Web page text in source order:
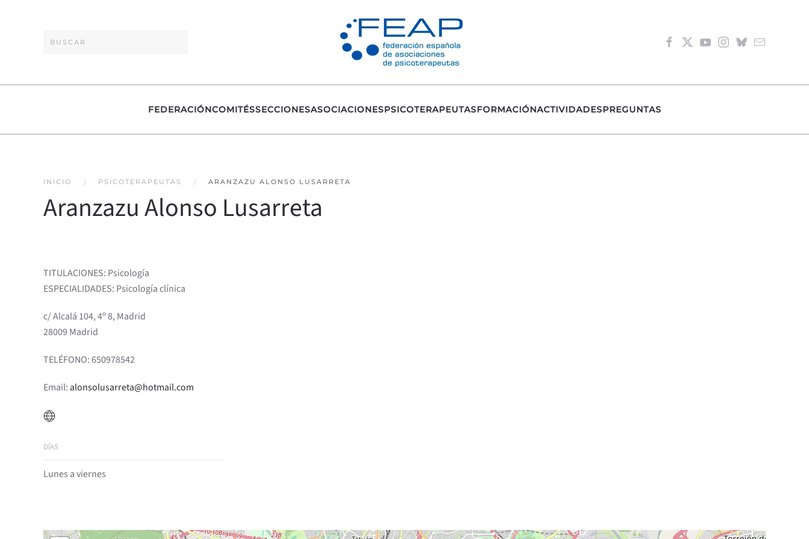
FEDERACIÓNCOMITÉSSECCIONESASOCIACIONESPSICOTERAPEUTASFORMACIÓNACTIVIDADESPREGUNTAS
INICIO PSICOTERAPEUTAS ARANZAZU ALONSO LUSARRETA
Aranzazu Alonso Lusarreta
TITULACIONES: Psicología
ESPECIALIDADES: Psicología clínica
c/ Alcalá 104, 4º 8, Madrid
28009 Madrid
TELÉFONO: 650978542
Email: alonsolusarreta@hotmail.com
DÍAS
Lunes a viernes